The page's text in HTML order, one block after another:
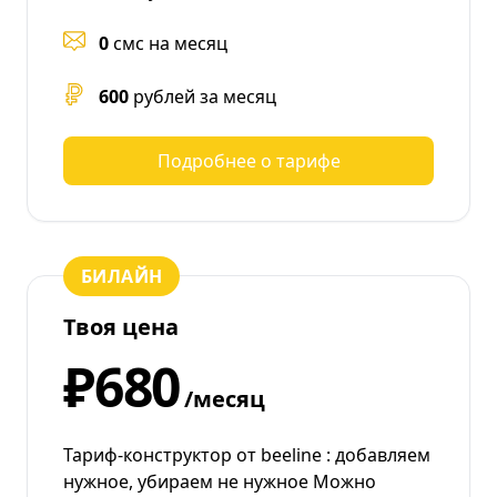
0смс на месяц
600 рублей за месяц
Подробнее о тарифе
БИЛАЙН
Твоя цена
₽680/месяц
Тариф-конструктор от beeline : добавляем
нужное, убираем не нужное Можно